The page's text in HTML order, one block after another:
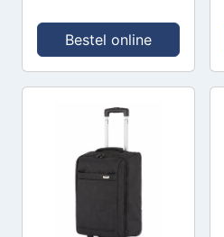
32.5 x 23 cm) -
Sunday Grey
Bestel online